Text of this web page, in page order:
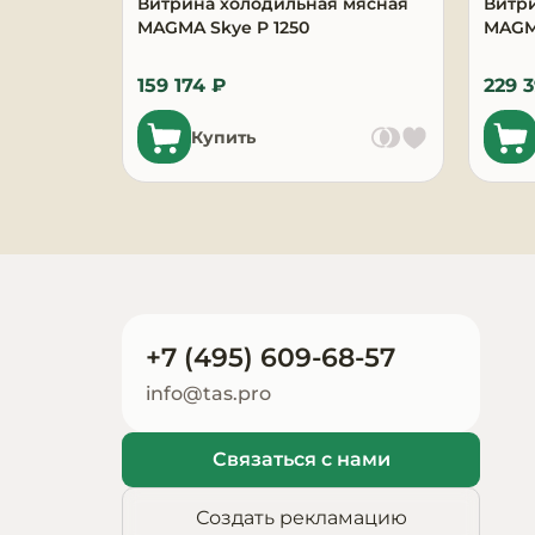
Запчасти для
MAGMA Skye P 1250
159 174 ₽
Купить
229
+7 (495) 609-68-57
info@tas.pro
Связаться с нами
Создать рекламацию